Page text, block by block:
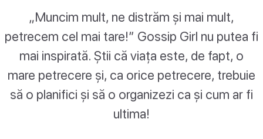
„Muncim mult, ne distrăm și mai mult,
petrecem cel mai tare!” Gossip Girl nu putea fi
mai inspirată. Știi că viața este, de fapt, o
mare petrecere și, ca orice petrecere, trebuie
să o planifici și să o organizezi ca și cum ar fi
ultima!